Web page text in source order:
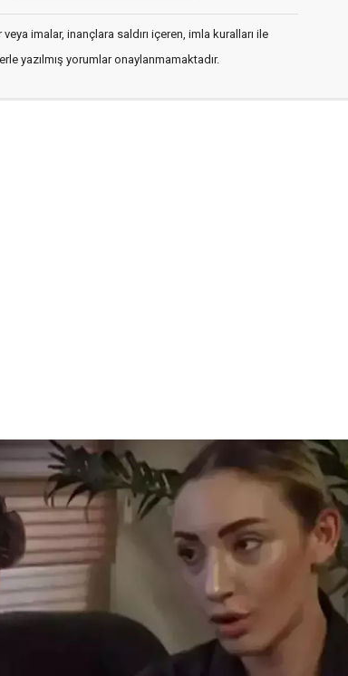
imalar, inançlara saldırı içeren, imla kuralları ile
yazılmış yorumlar onaylanmamaktadır.